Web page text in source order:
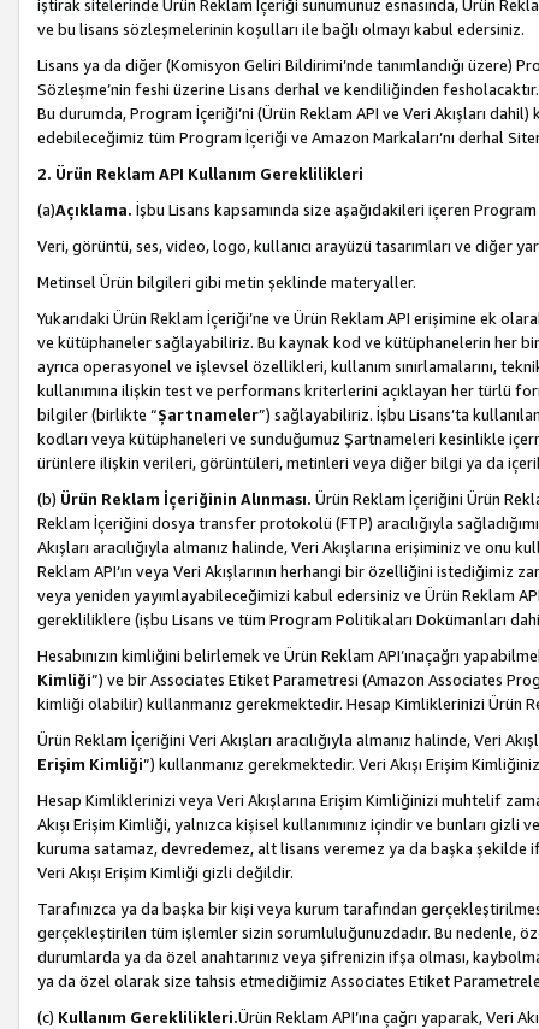
iştirak sitelerinde Ürün Reklam İçeriği sunumunuz esnasında, Ürün
ve bu lisans sözleşmelerinin koşulları ile bağlı olmayı kabul edersiniz.
Lisans ya da diğer (Komisyon Geliri Bildirimi’nde tanımlandığı üzere)
Sözleşme’nin feshi üzerine Lisans derhal ve kendiliğinden
Bu durumda, Program İçeriği’ni (Ürün Reklam API ve Veri Akışları
edebileceğimiz tüm Program İçeriği ve Amazon Markaları’nı derhal
2. Ürün Reklam API Kullanım Gereklilikleri
(a)Açıklama. İşbu Lisans kapsamında size aşağıdakileri içeren
Veri, görüntü, ses, video, logo, kullanıcı arayüzü tasarımları ve diğer
Metinsel Ürün bilgileri gibi metin şeklinde materyaller.
Yukarıdaki Ürün Reklam İçeriği’ne ve Ürün Reklam API erişimine ek
ve kütüphaneler sağlayabiliriz. Bu kaynak kod ve kütüphanelerin her
ayrıca operasyonel ve işlevsel özellikleri, kullanım sınırlamalarını,
kullanımına ilişkin test ve performans kriterlerini açıklayan her türlü
bilgiler (birlikte “Şartnameler”) sağlayabiliriz. İşbu Lisans’ta
kodları veya kütüphaneleri ve sunduğumuz Şartnameleri kesinlikle
ürünlere ilişkin verileri, görüntüleri, metinleri veya diğer bilgi ya da
(b) Ürün Reklam İçeriğinin Alınması. Ürün Reklam İçeriğini Ürün
Reklam İçeriğini dosya transfer protokolü (FTP) aracılığıyla
Akışları aracılığıyla almanız halinde, Veri Akışlarına erişiminiz ve onu
Reklam API’ın veya Veri Akışlarının herhangi bir özelliğini
veya yeniden yayımlayabileceğimizi kabul edersiniz ve Ürün Reklam
gerekliliklere (işbu Lisans ve tüm Program Politikaları Dokümanları
Hesabınızın kimliğini belirlemek ve Ürün Reklam API’ınaçağrı
Kimliği”) ve bir Associates Etiket Parametresi (Amazon Associates
kimliği olabilir) kullanmanız gerekmektedir. Hesap Kimliklerinizi Ürün
Ürün Reklam İçeriğini Veri Akışları aracılığıyla almanız halinde, Veri
Erişim Kimliği”) kullanmanız gerekmektedir. Veri Akışı Erişim
Hesap Kimliklerinizi veya Veri Akışlarına Erişim Kimliğinizi muhtelif
Akışı Erişim Kimliği, yalnızca kişisel kullanımınız içindir ve bunları
kuruma satamaz, devredemez, alt lisans veremez ya da başka şekilde
Veri Akışı Erişim Kimliği gizli değildir.
Tarafınızca ya da başka bir kişi veya kurum tarafından
gerçekleştirilen tüm işlemler sizin sorumluluğunuzdadır. Bu nedenle,
durumlarda ya da özel anahtarınız veya şifrenizin ifşa olması,
ya da özel olarak size tahsis etmediğimiz Associates Etiket
(c) Kullanım Gereklilikleri.Ürün Reklam API’ına çağrı yaparak, Veri